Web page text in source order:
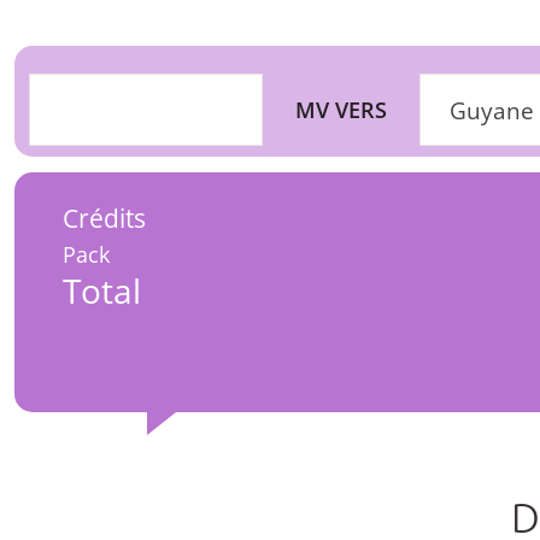
MV VERS
Crédits
Pack
Total